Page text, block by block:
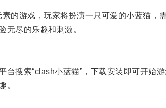
游戏，玩家将扮演一只可爱的小蓝猫，
尽的乐趣和刺激。
搜索“clash小蓝猫”，下载安装即可开始游
。